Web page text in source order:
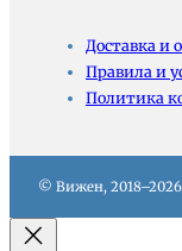
Доставка и
Правила и
Политика
© Вижен, 2018–2026